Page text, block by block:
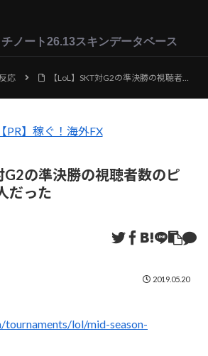
ノート26.13スキンデータベース
応 【LoL】SKT対G2の準決勝の視聴者数のピークは170万人だった
【PR】稼ぐ！海外FX
G2の準決勝の視聴者数のピ
だった
2019.05.20
tournaments/lol/mid-season-